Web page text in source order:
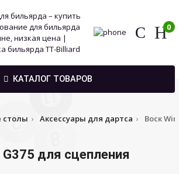
0
КАТАЛОГ ТОВАРОВ
столы Аксессуары для дартса Воск
для сцепления